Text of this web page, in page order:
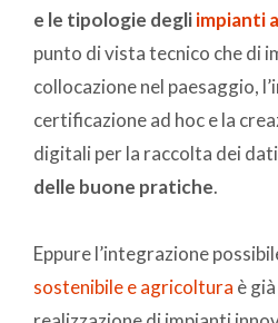
e le tipologie degliimpianti
punto di vista tecnico che di
collocazione nel paesaggio,
certificazione ad hoc e la
digitali per la raccolta dei dati
delle buone pratiche.
Eppure l’integrazione
sostenibile e agricoltura è